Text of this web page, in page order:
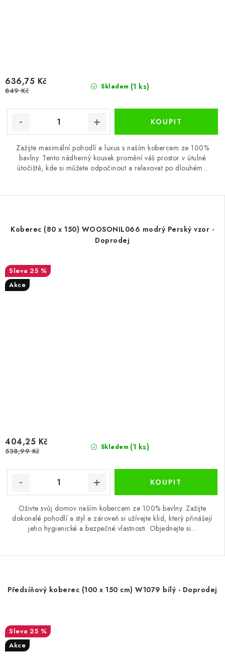
Skladem (1 ks)
636,75 Kč
849 Kč
Zažijte maximální pohodlí a luxus s naším kobercem ze 100%
bavlny. Tento nádherný kousek promění váš prostor v útulné
útočiště, kde si můžete odpočinout a relaxovat po dlouhém...
Koberec (80 x 150) WOOSONIL066 modrý Perský vzor -
Doprodej
25 %
Akce
Skladem (1 ks)
404,25 Kč
538,99 Kč
Oživte svůj domov naším kobercem ze 100% bavlny. Zažijte
dokonalé pohodlí a styl a zároveň si užívejte klid, který přinášejí
jeho hygienické a bezpečné vlastnosti. Objednejte si...
Předsíňový koberec (100 x 150 cm) W1079 bílý - Doprodej
25 %
Akce